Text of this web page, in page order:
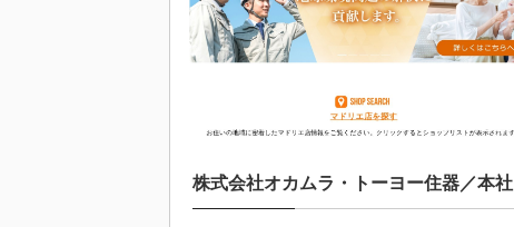
株式会社オカムラ・トーヨー住器／本社